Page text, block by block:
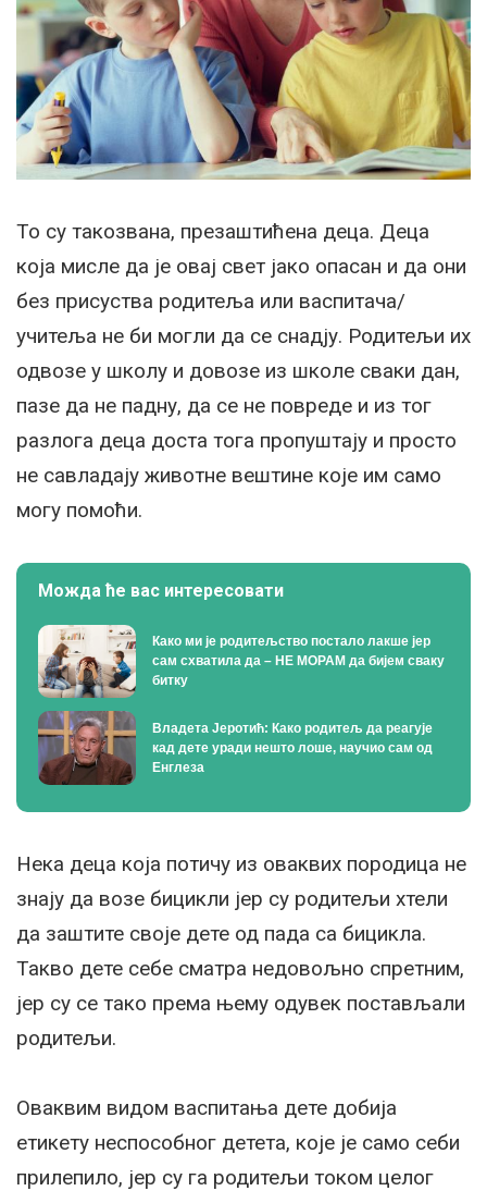
То су такозвана, презаштићена деца. Деца
која мисле да је овај свет јако опасан и да они
без присуства родитеља или васпитача/
учитеља не би могли да се снадју. Родитељи их
одвозе у школу и довозе из школе сваки дан,
пазе да не падну, да се не повреде и из тог
разлога деца доста тога пропуштају и просто
не савладају животне вештине које им само
могу помоћи.
Можда ће вас интересовати
Како ми је родитељство постало лакше јер
сам схватила да – НЕ МОРАМ да бијем сваку
битку
Владета Јеротић: Како родитељ да реагује
кад дете уради нешто лоше, научио сам од
Енглеза
Нека деца која потичу из оваквих породица не
знају да возе бицикли јер су родитељи хтели
да заштите своје дете од пада са бицикла.
Такво дете себе сматра недовољно спретним,
јер су се тако према њему одувек постављали
родитељи.
Оваквим видом васпитања дете добија
етикету неспособног детета, које је само себи
прилепило, јер су га родитељи током целог